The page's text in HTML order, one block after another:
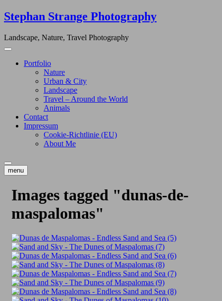
Skip
to
Stephan Strange Photography
Landscape, Nature, Travel Photography
Portfolio
Nature
Urban & City
Landscape
Travel – Around the World
Animals
Contact
Impressum
Cookie-Richtlinie (EU)
About Me
menu
Images tagged "dunas-de-
maspalomas"